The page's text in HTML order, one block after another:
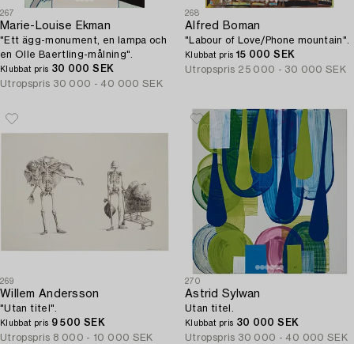
267
Marie-Louise Ekman
"Ett ägg-monument, en lampa och
en Olle Baertling-målning".
Klubbat pris 30 000 SEK
Utropspris 30 000 - 40 000 SEK
268
Alfred Boman
"Labour of Love/Phone mountain".
Klubbat pris 15 000 SEK
Utropspris 25 000 - 30 000 SEK
269
Willem Andersson
"Utan titel".
Klubbat pris 9 500 SEK
Utropspris 8 000 - 10 000 SEK
270
Astrid Sylwan
Utan titel.
Klubbat pris 30 000 SEK
Utropspris 30 000 - 40 000 SEK